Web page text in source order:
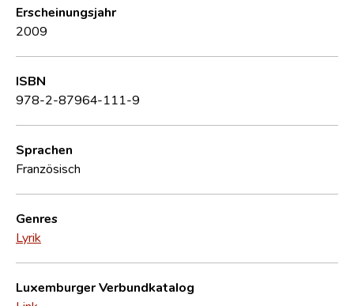
Erscheinungsjahr
2009
ISBN
978-2-87964-111-9
Sprachen
Französisch
Genres
Lyrik
Luxemburger Verbundkatalog